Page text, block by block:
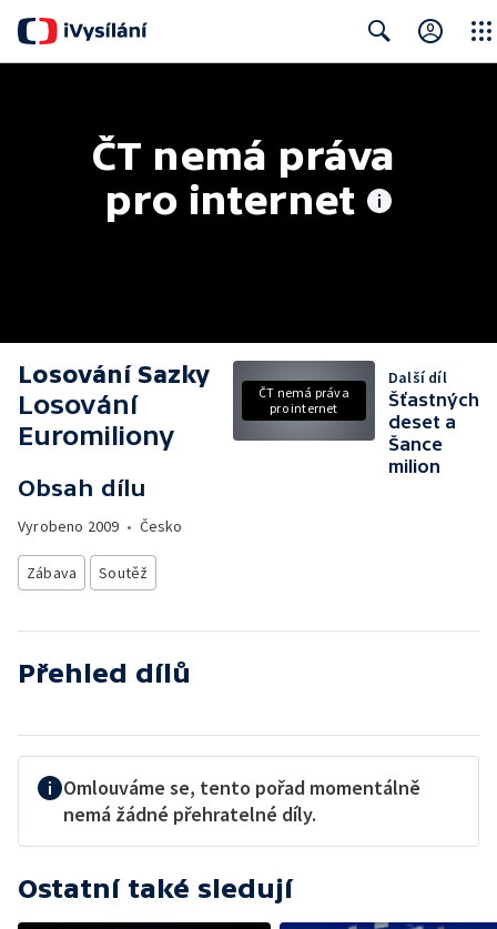
ČT nemá práva
pro internet
Losování Sazky
Losování
Euromiliony
Obsah dílu
Vyrobeno 2009 • Česko
Zábava Soutěž
ČT nemá práva
pro internet
Další díl
Šťastných
deset a
Šance
milion
Přehled dílů
Omlouváme se, tento pořad momentálně
nemá žádné přehratelné díly.
Ostatní také sledují